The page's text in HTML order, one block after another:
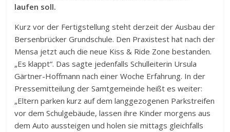
laufen soll.
Kurz vor der Fertigstellung steht derzeit der Ausbau der
Bersenbrücker Grundschule. Den Praxistest hat nach der
Mensa jetzt auch die neue Kiss & Ride Zone bestanden.
„Es klappt“. Das sagte jedenfalls Schulleiterin Ursula
Gärtner-Hoffmann nach einer Woche Erfahrung. In der
Pressemitteilung der Samtgemeinde heißt es weiter:
„Eltern parken kurz auf dem langgezogenen Parkstreifen
vor dem Schulgebäude, lassen ihre Kinder morgens aus
dem Auto aussteigen und holen sie mittags gleichfalls